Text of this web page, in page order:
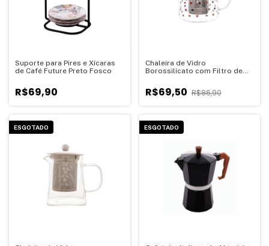
Suporte para Pires e Xícaras
de Café Future Preto Fosco
R$69,90
Chaleira de Vidro
Borossilicato com Filtro de
R$69,50 R$86,90
ESGOTADO ESGOTADO